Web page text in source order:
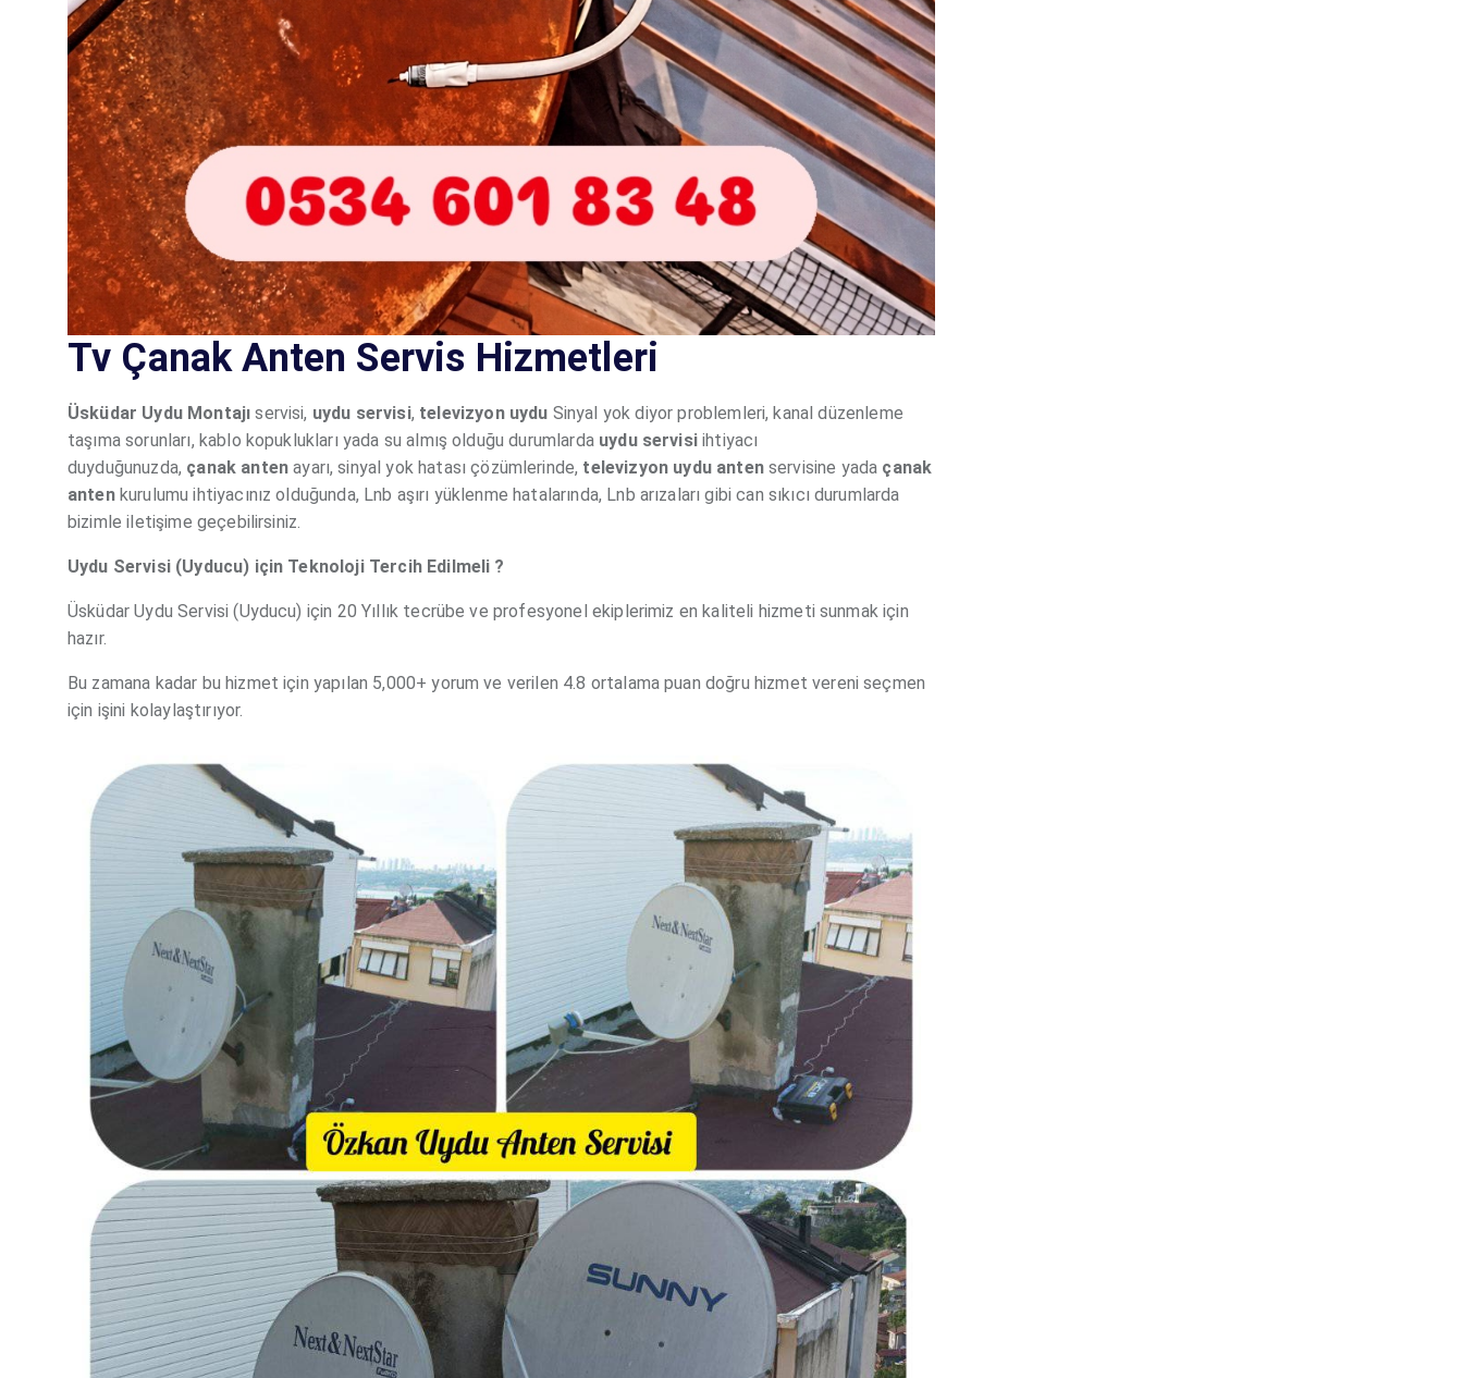
Tv Çanak Anten Servis Hizmetleri
Üsküdar Uydu Montajı servisi, uydu servisi, televizyon uydu Sinyal yok diyor problemleri, kanal düzenleme
taşıma sorunları, kablo kopuklukları yada su almış olduğu durumlarda uydu servisiihtiyacı
duyduğunuzda, çanak anten ayarı, sinyal yok hatası çözümlerinde, televizyon uydu antenservisine yada çanak
antenkurulumu ihtiyacınız olduğunda, Lnb aşırı yüklenme hatalarında, Lnb arızaları gibi can sıkıcı durumlarda
bizimle iletişime geçebilirsiniz.
Uydu Servisi (Uyducu) için Teknoloji Tercih Edilmeli ?
Üsküdar Uydu Servisi (Uyducu) için 20 Yıllık tecrübe ve profesyonel ekiplerimiz en kaliteli hizmeti sunmak için
hazır.
Bu zamana kadar bu hizmet için yapılan 5,000+ yorum ve verilen 4.8 ortalama puan doğru hizmet vereni seçmen
için işini kolaylaştırıyor.